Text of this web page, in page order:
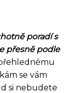
poradí s
přesně podle
se vám
si nebudete